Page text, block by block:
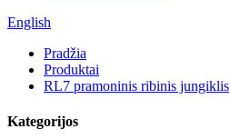
English
Pradžia
Produktai
RL7 pramoninis ribinis jungiklis
Kategorijos